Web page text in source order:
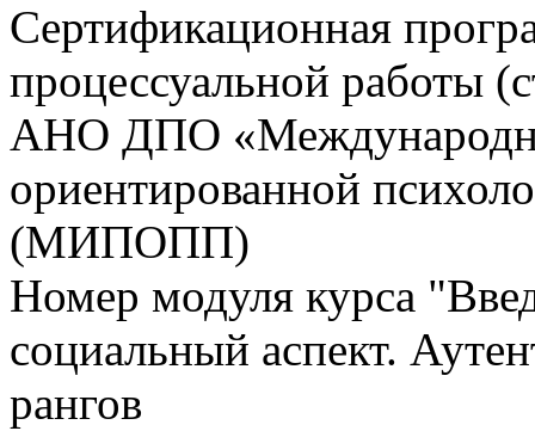
Сертификационная
процессуальной работы
АНО ДПО
ориентированной
(МИПОПП)
Номер модуля курса
социальный аспект.
рангов